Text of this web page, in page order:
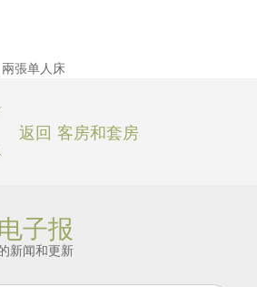
張单人床
返回 客房和套房
子报
新闻和更新